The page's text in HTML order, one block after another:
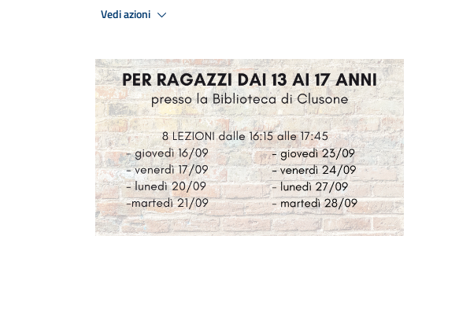
Vedi azioni